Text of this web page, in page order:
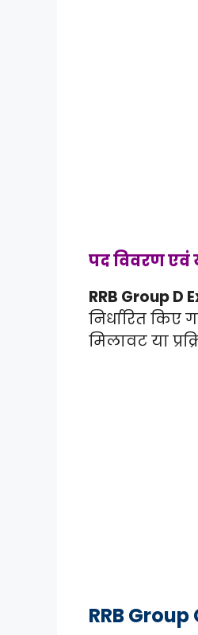
पद विवरण एवं
RRB Group D
निर्धारित किए
मिलावट या
RRB